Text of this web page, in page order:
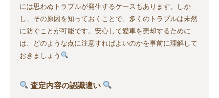
には思わぬトラブルが発生するケースもあります。しか
し、その原因を知っておくことで、多くのトラブルは未然
に防ぐことが可能です。安心して愛車を売却するために
は、どのような点に注意すればよいのかを事前に理解して
おきましょう
査定内容の認識違い